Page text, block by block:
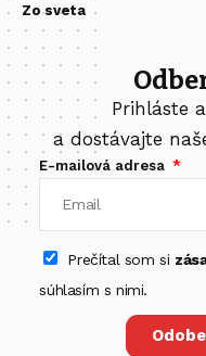
Zo sveta
Prihláste
a dostávajte
E-mailová adresa
Prečítal som si
súhlasím s nimi.